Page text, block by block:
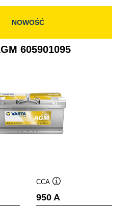
NOWOŚĆ
605901095
CCA
950 A